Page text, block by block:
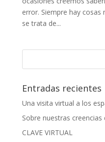
error. Siempre hay cosas
se trata de...
Entradas recientes
Una visita virtual a los
Sobre nuestras creencias
CLAVE VIRTUAL